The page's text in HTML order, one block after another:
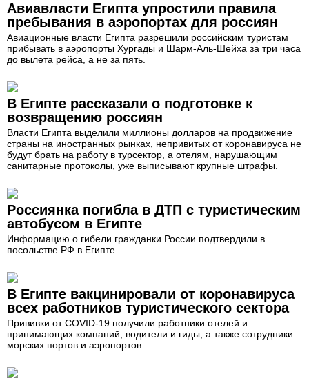
Авиавласти Египта упростили правила
пребывания в аэропортах для россиян
Авиационные власти Египта разрешили российским туристам
прибывать в аэропорты Хургады и Шарм-Аль-Шейха за три часа
до вылета рейса, а не за пять.
В Египте рассказали о подготовке к
возвращению россиян
Власти Египта выделили миллионы долларов на продвижение
страны на иностранных рынках, непривитых от коронавируса не
будут брать на работу в турсектор, а отелям, нарушающим
санитарные протоколы, уже выписывают крупные штрафы.
Россиянка погибла в ДТП с туристическим
автобусом в Египте
Информацию о гибели гражданки России подтвердили в
посольстве РФ в Египте.
В Египте вакцинировали от коронавируса
всех работников туристического сектора
Прививки от COVID-19 получили работники отелей и
принимающих компаний, водители и гиды, а также сотрудники
морских портов и аэропортов.